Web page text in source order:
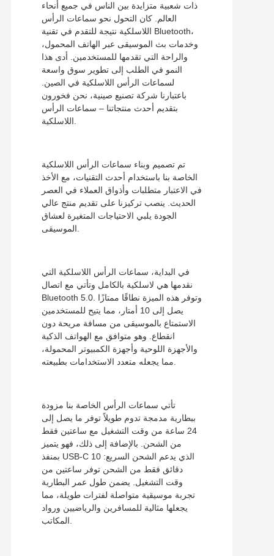
ذات شعبية متزايدة بين الناس في جميع أنحاء
العالم. كان التحول نحو سماعات الرأس
اللاسلكية نتيجة للتقدم في تقنية Bluetooth،
وخدمات بث الموسيقى عبر الهاتف المحمول،
والراحة التي تقدمها للمستخدمين. أدى هذا
النمو في الطلب إلى تطوير سوق واسعة
لسماعات الرأس اللاسلكية في الصين.
باعتبارنا شركة تصنيع صينية، نحن فخورون
بتقديم أحدث منتجاتنا – سماعات الرأس
اللاسلكية.
تم تصميم وبناء سماعات الرأس اللاسلكية
الخاصة بنا باستخدام أحدث التقنيات، مع الأخذ
في الاعتبار متطلبات وأذواق العملاء في العصر
الحديث. ينصب تركيزنا على تقديم منتج عالي
الجودة يلبي الاحتياجات المتغيرة لعشاق
في البداية، سماعات الرأس اللاسلكية التي
نقدمها هي لاسلكية بالكامل وتأتي مع اتصال
Bluetooth 5.0. وتوفر هذه الميزة نطاقًا ممتازًا
يصل إلى 10 أمتار، مما يتيح للمستخدمين
الاستمتاع بالموسيقى من مسافة مريحة دون
انقطاع. وهو متوافق مع الهواتف الذكية
والأجهزة اللوحية وأجهزة الكمبيوتر المحمولة،
تأتي سماعات الرأس الخاصة بنا مزودة
ببطارية مدمجة تدوم طويلاً توفر ما يصل إلى
24 ساعة من وقت التشغيل مع ساعتين فقط
من الشحن. بالإضافة إلى ذلك، فهو يتميز
بمنفذ USB-C الذي يدعم الشحن السريع: 10
دقائق فقط من الشحن توفر ساعتين من
وقت التشغيل. يضمن طول عمر البطارية
تجربة موسيقية متواصلة لفترات طويلة، مما
يجعلها مثالية للمسافرين والرياضيين ورواد